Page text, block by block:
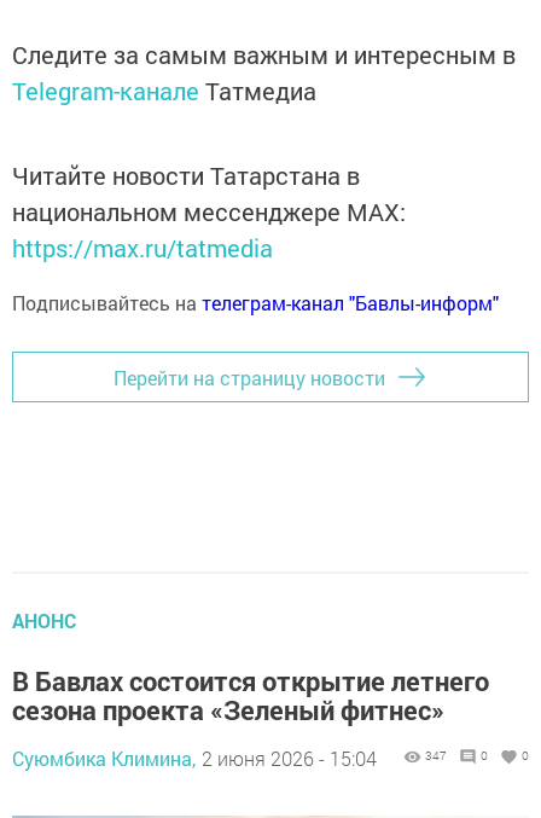
Следите за самым важным и интересным в
Telegram-канале Татмедиа
Читайте новости Татарстана в
национальном мессенджере MАХ:
https://max.ru/tatmedia
Подписывайтесь на телеграм-канал "Бавлы-информ"
Перейти на страницу новости
АНОНС
В Бавлах состоится открытие летнего
сезона проекта «Зеленый фитнес»
Суюмбика Климина, 2 июня 2026 - 15:04 347 0 0